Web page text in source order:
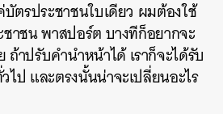
บัตรประชาชนใบเดียว ผมต้องใช้
าชน พาสปอร์ต บางทีก็อยากจะ
าปรับคำนำหน้าได้ เราก็จะได้รับ
ป และตรงนั้นน่าจะเปลี่ยนอะไร